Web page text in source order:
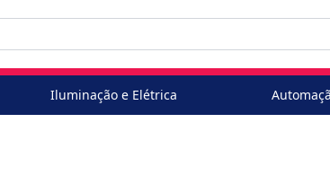
Iluminação e Elétrica